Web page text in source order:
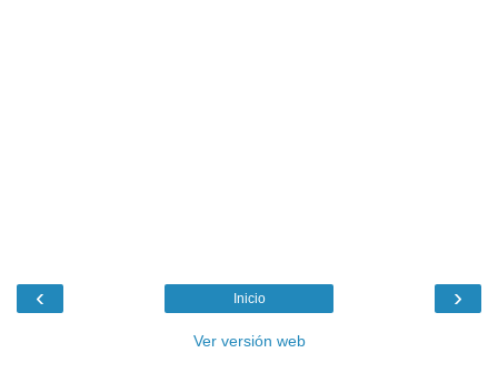
‹ ›
Inicio
Ver versión web